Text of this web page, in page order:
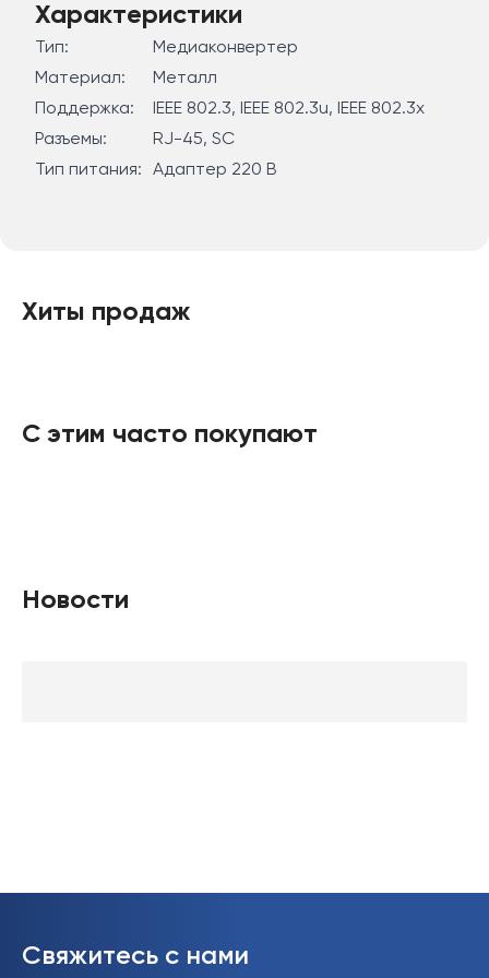
взаимодействовать с MC112CS, устройство на
Характеристики
Тип:
Медиаконвертер
Материал:
Металл
Поддержка:
IEEE 802.3, IEEE 802.3u, IEEE 802.3x
Разъемы:
RJ-45, SC
Тип питания:
Адаптер 220 В
Хиты продаж
С этим часто покупают
Новости
Свяжитесь с нами